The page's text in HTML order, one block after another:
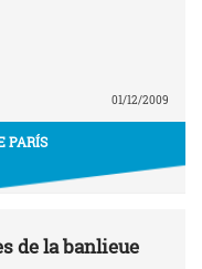
01/12/2009
PARÍS
de la banlieue